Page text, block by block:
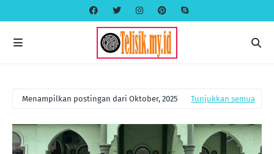
Menampilkan postingan dari Oktober, 2025 Tunjukkan semua